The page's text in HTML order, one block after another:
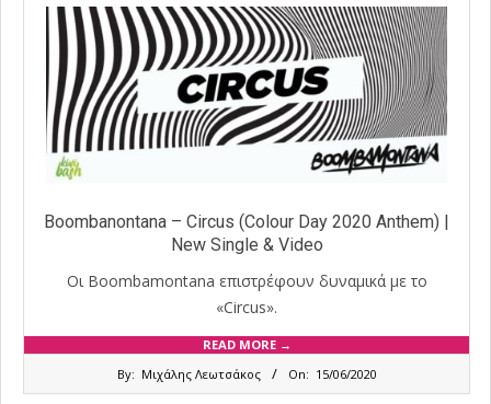
Boombanontana – Circus (Colour Day 2020 Anthem) |
New Single & Video
Οι Boombamontana επιστρέφουν δυναμικά με το
«Circus».
READ MORE →
By: Μιχάλης Λεωτσάκος On: 15/06/2020